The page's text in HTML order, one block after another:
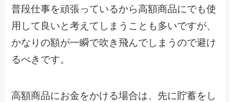
普段仕事を頑張っているから高額商品にでも使
用して良いと考えてしまうことも多いですが、
かなりの額が一瞬で吹き飛んでしまうので避け
るべきです。
高額商品にお金をかける場合は、先に貯蓄をし